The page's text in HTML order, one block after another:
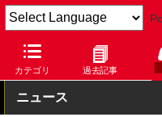
カテゴリ 過去記事
Car Watch 自動車 フォ
ニュース